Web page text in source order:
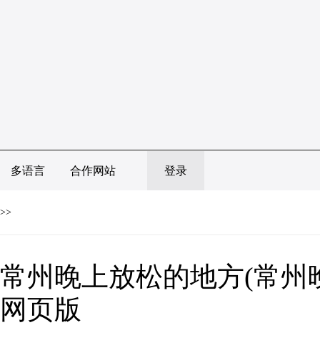
多语言 合作网站 登录
>>
常州晚上放松的地方(常州
网页版